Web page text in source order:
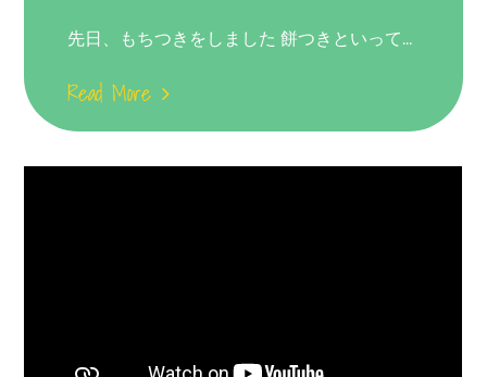
先日、もちつきをしました 餅つきといって...
Read More